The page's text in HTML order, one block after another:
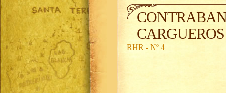
CARGUEROS
RHR - Nº 4